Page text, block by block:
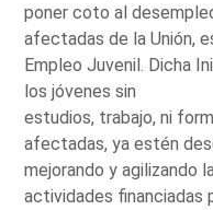
poner coto al
afectadas de la Unión,
Empleo Juvenil. Dicha
los jóvenes sin
estudios, trabajo, ni
afectadas, ya estén
mejorando y agilizando
actividades financiadas